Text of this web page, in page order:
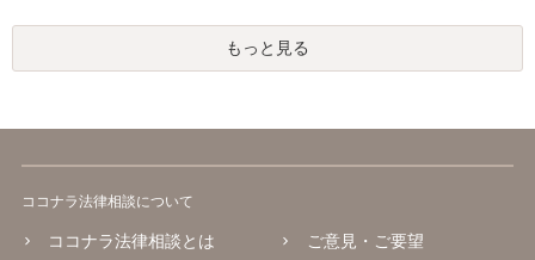
もっと見る
ココナラ法律相談について
ココナラ法律相談とは
ご意見・ご要望